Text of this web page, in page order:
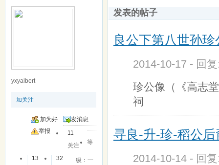
yxyalbert
加关注
加为好
友
发消息
举报
11
关注
13
32
等
级：一
发表的帖子
良公下第八世孙
2014-10-17 - 回
珍公像（《高志
祠
寻良-升-珍-稻公后
2014-10-14 - 回